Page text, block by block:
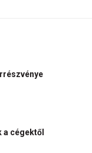
a cégektől